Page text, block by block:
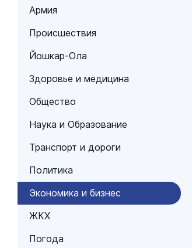
Армия
Происшествия
Йошкар-Ола
Здоровье и медицина
Общество
Наука и Образование
Транспорт и дороги
Политика
Экономика и бизнес
ЖКХ
Погода